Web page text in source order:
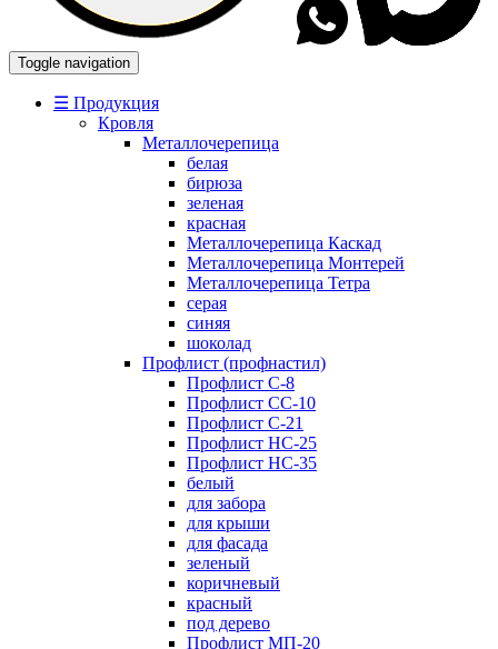
Toggle navigation
☰ Продукция
Кровля
Металлочерепица
белая
бирюза
зеленая
красная
Металлочерепица Каскад
Металлочерепица Монтерей
Металлочерепица Тетра
серая
синяя
шоколад
Профлист (профнастил)
Профлист С-8
Профлист СС-10
Профлист C-21
Профлист НС-25
Профлист НС-35
белый
для забора
для крыши
для фасада
зеленый
коричневый
красный
под дерево
Профлист МП-20